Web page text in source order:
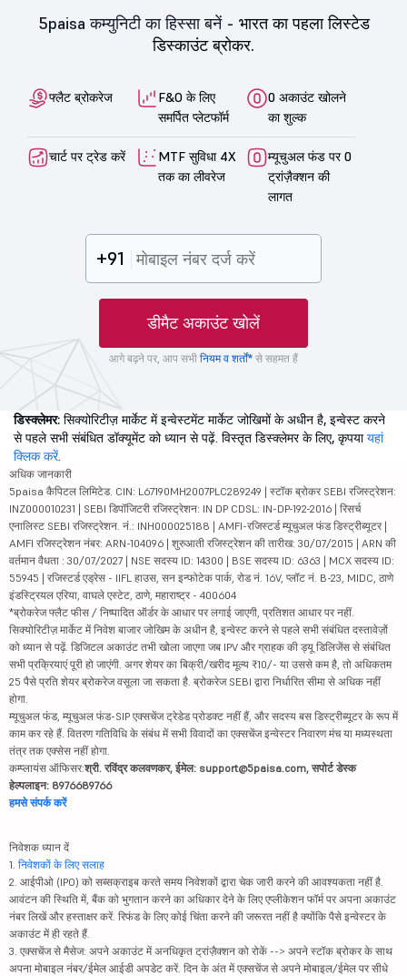
5paisa कम्युनिटी का हिस्सा बनें - भारत का पहला लिस्टेड
डिस्काउंट ब्रोकर.
फ्लैट ब्रोकरेज
F&O के लिए
समर्पित प्लेटफॉर्म
0 अकाउंट खोलने
का शुल्क
चार्ट पर ट्रेड करें
MTF सुविधा 4X
तक का लीवरेज
म्यूचुअल फंड पर 0
ट्रांज़ैक्शन की
लागत
+91
डीमैट अकाउंट खोलें
आगे बढ़ने पर, आप सभी नियम व शर्तों* से सहमत हैं
डिस्क्लेमर: सिक्योरिटीज़ मार्केट में इन्वेस्टमेंट मार्केट जोखिमों के अधीन है, इन्वेस्ट करने
से पहले सभी संबंधित डॉक्यूमेंट को ध्यान से पढ़ें. विस्तृत डिस्क्लेमर के लिए, कृपयायहां
क्लिक करें.
अधिक जानकारी
5paisa कैपिटल लिमिटेड. CIN: L67190MH2007PLC289249 | स्टॉक ब्रोकर SEBI रजिस्ट्रेशन:
INZ000010231 | SEBI डिपॉजिटरी रजिस्ट्रेशन: IN DP CDSL: IN-DP-192-2016 | रिसर्च
एनालिस्ट SEBI रजिस्ट्रेशन. नं.: INH000025188 | AMFI-रजिस्टर्ड म्यूचुअल फंड डिस्ट्रीब्यूटर |
AMFI रजिस्ट्रेशन नंबर: ARN-104096 | शुरुआती रजिस्ट्रेशन की तारीख: 30/07/2015 | ARN की
वर्तमान वैधता : 30/07/2027 | NSE सदस्य ID: 14300 | BSE सदस्य ID: 6363 | MCX सदस्य ID:
55945 | रजिस्टर्ड एड्रेस - IIFL हाउस, सन इन्फोटेक पार्क, रोड नं. 16V, प्लॉट नं. B-23, MIDC, ठाणे
इंडस्ट्रियल एरिया, वाघले एस्टेट, ठाणे, महाराष्ट्र - 400604
*ब्रोकरेज फ्लैट फीस / निष्पादित ऑर्डर के आधार पर लगाई जाएगी, प्रतिशत आधार पर नहीं.
सिक्योरिटीज़ मार्केट में निवेश बाजार जोखिम के अधीन है, इन्वेस्ट करने से पहले सभी संबंधित दस्तावेज़ों
को ध्यान से पढ़ें. डिजिटल अकाउंट तभी खोला जाएगा जब IPV और ग्राहक की ड्यू डिलिजेंस से संबंधित
सभी प्रक्रियाएं पूरी हो जाएंगी. अगर शेयर का बिक्री/खरीद मूल्य ₹10/- या उससे कम है, तो अधिकतम
25 पैसे प्रति शेयर ब्रोकरेज वसूला जा सकता है. ब्रोकरेज SEBI द्वारा निर्धारित सीमा से अधिक नहीं
होगा.
म्यूचुअल फंड, म्यूचुअल फंड-SIP एक्सचेंज ट्रेडेड प्रोडक्ट नहीं हैं, और सदस्य बस डिस्ट्रीब्यूटर के रूप में
काम कर रहे हैं. वितरण गतिविधि के संबंध में सभी विवादों का एक्सचेंज इन्वेस्टर निवारण मंच या मध्यस्थता
तंत्र तक एक्सेस नहीं होगा.
कम्प्लायंस ऑफिसर:श्री. रविंद्र कलवणकर, ईमेल: support@5paisa.com, सपोर्ट डेस्क
हेल्पलाइन: 8976689766
हमसे संपर्क करें
निवेशक ध्यान दें
1. निवेशकों के लिए सलाह
2. आईपीओ (IPO) को सब्सक्राइब करते समय निवेशकों द्वारा चेक जारी करने की आवश्यकता नहीं है.
आवंटन की स्थिति में, बैंक को भुगतान करने का अधिकार देने के लिए एप्लीकेशन फॉर्म पर अपना अकाउंट
नंबर लिखें और हस्ताक्षर करें. रिफंड के लिए कोई चिंता करने की जरूरत नहीं है क्योंकि पैसे इन्वेस्टर के
अकाउंट में ही रहते हैं.
3. एक्सचेंज से मैसेज: अपने अकाउंट में अनधिकृत ट्रांज़ैक्शन को रोकें --> अपने स्टॉक ब्रोकर के साथ
अपना मोबाइल नंबर/ईमेल आईडी अपडेट करें. दिन के अंत में एक्सचेंज से अपने मोबाइल/ईमेल पर सीधे